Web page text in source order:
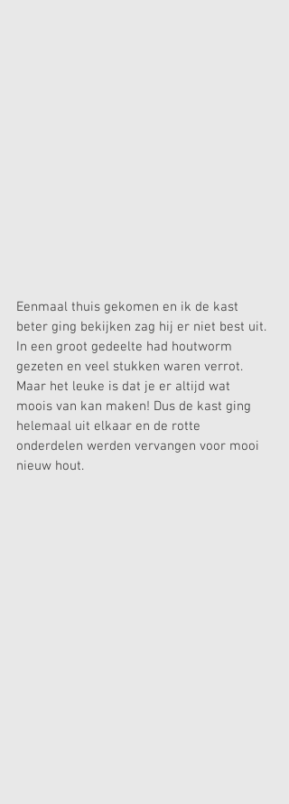
Eenmaal thuis gekomen en ik de kast
beter ging bekijken zag hij er niet best uit.
In een groot gedeelte had houtworm
gezeten en veel stukken waren verrot.
Maar het leuke is dat je er altijd wat
moois van kan maken! Dus de kast ging
helemaal uit elkaar en de rotte
onderdelen werden vervangen voor mooi
nieuw hout.